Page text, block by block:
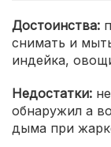
Достоинства:
снимать и
индейка,
Недостатки:
обнаружил а
дыма при